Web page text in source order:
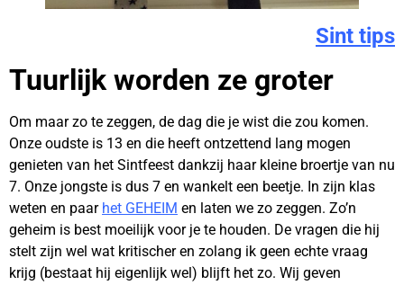
Sint tips
Tuurlijk worden ze groter
Om maar zo te zeggen, de dag die je wist die zou komen.
Onze oudste is 13 en die heeft ontzettend lang mogen
genieten van het Sintfeest dankzij haar kleine broertje van nu
7. Onze jongste is dus 7 en wankelt een beetje. In zijn klas
weten en paar het GEHEIM en laten we zo zeggen. Zo’n
geheim is best moeilijk voor je te houden. De vragen die hij
stelt zijn wel wat kritischer en zolang ik geen echte vraag
krijg (bestaat hij eigenlijk wel) blijft het zo. Wij geven